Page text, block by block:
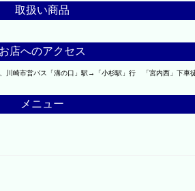
取扱い商品
お店へのアクセス
川崎市営バス「溝の口」駅→「小杉駅」行 「宮内西」下車
メニュー